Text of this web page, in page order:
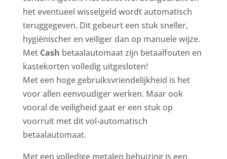
het eventueel wisselgeld wordt automatisch
teruggegeven. Dit gebeurt een stuk sneller,
hygiënischer en veiliger dan op manuele wijze.
Met Cash betaalautomaat zijn betaalfouten en
kastekorten volledig uitgesloten!
Met een hoge gebruiksvriendelijkheid is het
voor allen eenvoudiger werken. Maar ook
vooral de veiligheid gaat er een stuk op
voorruit met dit vol-automatisch
betaalautomaat.
Met een volledige metalen behuizing is een